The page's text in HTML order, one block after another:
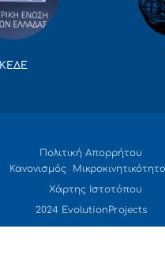
ΚΕΔΕ
Πολιτική Απορρήτου
Κανονισμός
Χάρτης Ιστοτόπου
2024 EvolutionProjects